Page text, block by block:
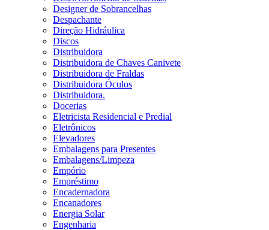
Designer de Sobrancelhas
Despachante
Direção Hidráulica
Discos
Distribuidora
Distribuidora de Chaves Canivete
Distribuidora de Fraldas
Distribuidora Óculos
Distribuidora.
Docerias
Eletricista Residencial e Predial
Eletrônicos
Elevadores
Embalagens para Presentes
Embalagens/Limpeza
Empório
Empréstimo
Encadernadora
Encanadores
Energia Solar
Engenharia